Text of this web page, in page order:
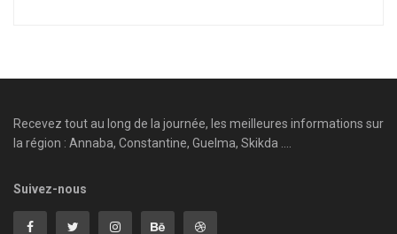
Recevez tout au long de la journée, les meilleures informations sur
la région : Annaba, Constantine, Guelma, Skikda ....
Suivez-nous